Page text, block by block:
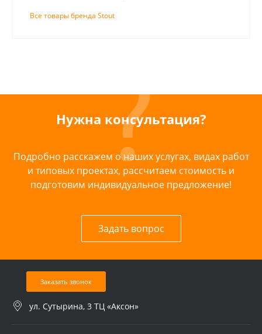
Все товары бренда Stout
Нужна консультация?
Подробно расскажем о наших услугах, видах работ
и типовых проектах, рассчитаем стоимость и
подготовим индивидуальное предложение!
Задать вопрос
Заказать звонок
ул. Сутырина, 3 ТЦ «Аксон»